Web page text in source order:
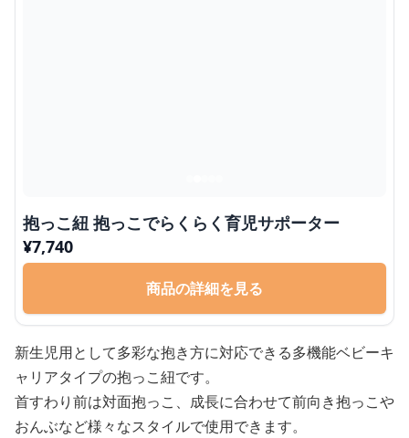
抱っこ紐 抱っこでらくらく育児サポーター
¥7,740
商品の詳細を見る
新生児用として多彩な抱き方に対応できる多機能ベビーキ
ャリアタイプの抱っこ紐です。
首すわり前は対面抱っこ、成長に合わせて前向き抱っこや
おんぶなど様々なスタイルで使用できます。